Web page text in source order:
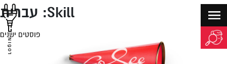
LOGIN
Skill: עברית
ניווט פוסטים ישנים